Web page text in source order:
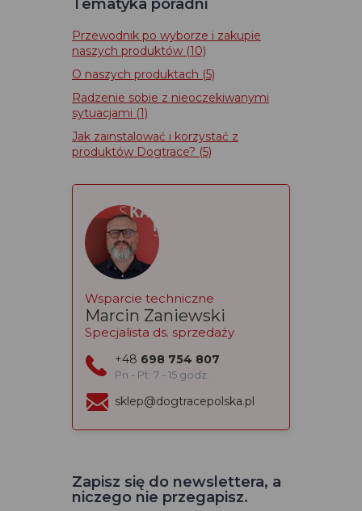
Tematyka poradni
Przewodnik po wyborze i zakupie
naszych produktów (10)
O naszych produktach (5)
Radzenie sobie z nieoczekiwanymi
sytuacjami (1)
Jak zainstalować i korzystać z
produktów Dogtrace? (5)
Wsparcie techniczne
Marcin Zaniewski
Specjalista ds. sprzedaży
+48 698 754 807
Pn - Pt: 7 - 15 godz.
sklep@dogtracepolska.pl
Zapisz się do newslettera, a
niczego nie przegapisz.